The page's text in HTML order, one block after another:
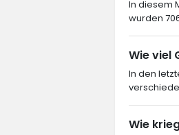
In diesem
wurden
Wie viel
In den
Wie